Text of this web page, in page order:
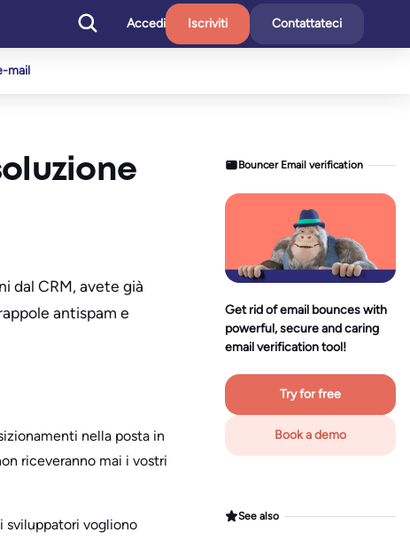
Accedi Iscriviti Contattateci
mail
dal CRM, avete già
antispam e
nella posta in
riceveranno mai i vostri
sviluppatori vogliono
Bouncer Email verification
Get rid of email bounces with
powerful, secure and caring
email verification tool!
Try for free
Book a demo
See also